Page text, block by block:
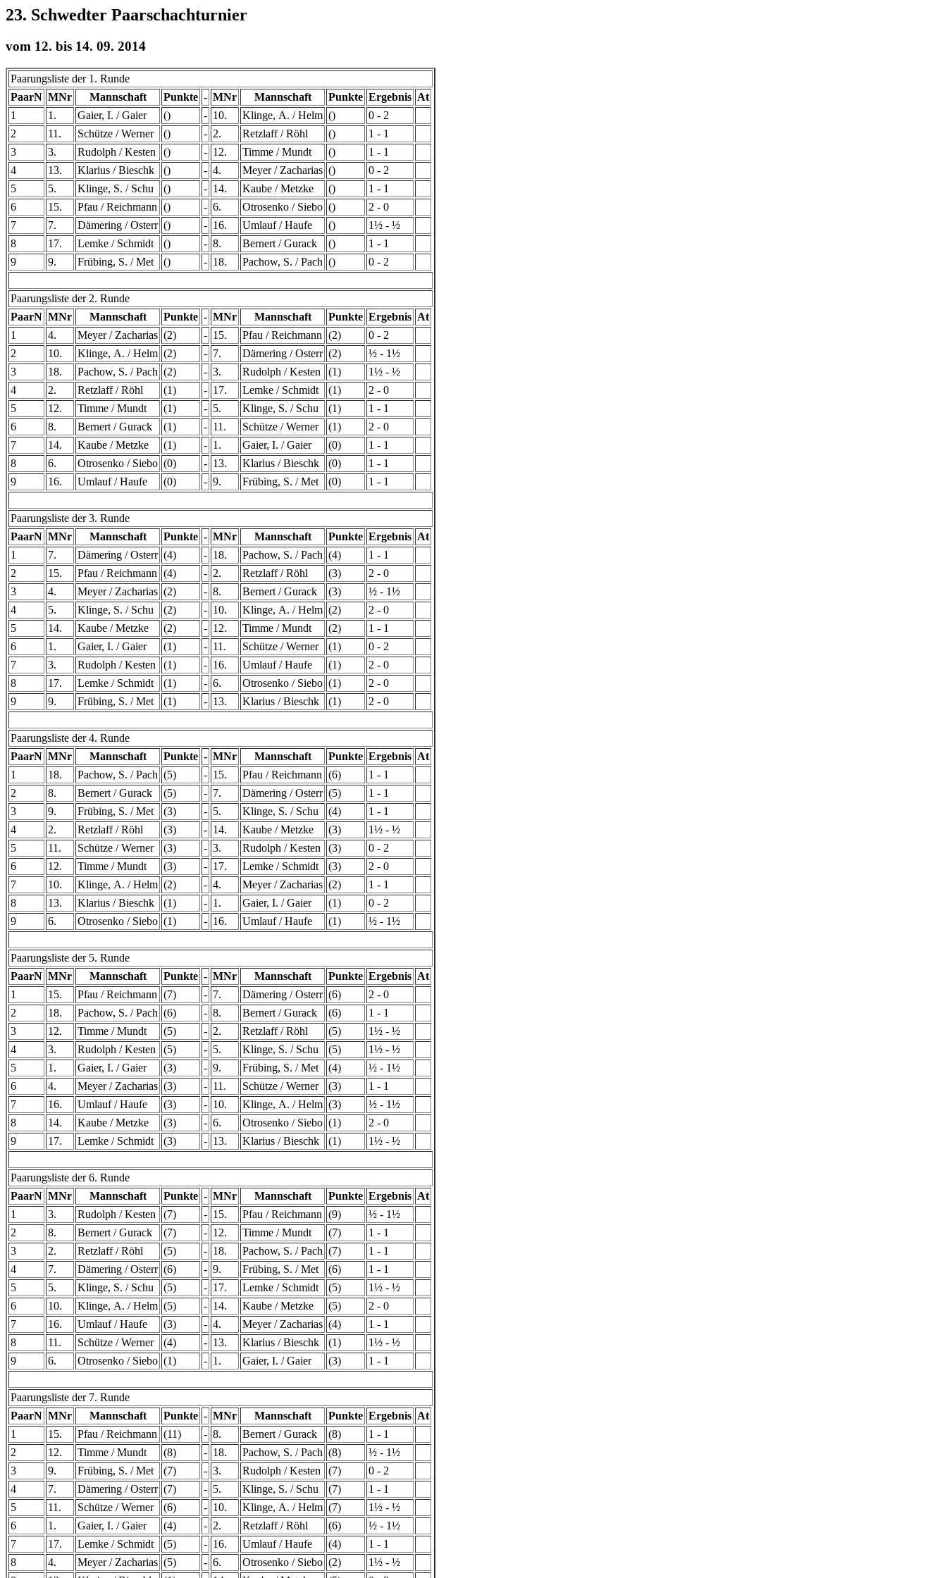
23. Schwedter Paarschachturnier
vom 12. bis 14. 09. 2014
Paarungsliste der 1. Runde
PaarN MNr Mannschaft Punkte - MNr Mannschaft Punkte Ergebnis At
1
1. Gaier, I. / Gaier () - 10. Klinge, A. / Helm ()
0 - 2
2
11. Schütze / Werner () - 2. Retzlaff / Röhl ()
1 - 1
3
3. Rudolph / Kesten () - 12. Timme / Mundt ()
1 - 1
4
13. Klarius / Bieschk () - 4. Meyer / Zacharias ()
0 - 2
5
5. Klinge, S. / Schu () - 14. Kaube / Metzke ()
1 - 1
6
15. Pfau / Reichmann () - 6. Otrosenko / Siebo ()
2 - 0
7
7. Dämering / Osterr () - 16. Umlauf / Haufe ()
1½ - ½
8
17. Lemke / Schmidt () - 8. Bernert / Gurack ()
1 - 1
9
9. Frübing, S. / Met () - 18. Pachow, S. / Pach () 0 - 2
Paarungsliste der 2. Runde
PaarN MNr Mannschaft Punkte - MNr Mannschaft Punkte Ergebnis At
1
4. Meyer / Zacharias (2) - 15. Pfau / Reichmann (2)
0 - 2
2
10. Klinge, A. / Helm (2) - 7. Dämering / Osterr (2)
½ - 1½
3
18. Pachow, S. / Pach (2) - 3. Rudolph / Kesten (1)
1½ - ½
4
2. Retzlaff / Röhl (1) - 17. Lemke / Schmidt (1)
2 - 0
5
12. Timme / Mundt (1) - 5. Klinge, S. / Schu (1)
1 - 1
6
8. Bernert / Gurack (1) - 11. Schütze / Werner (1)
2 - 0
7
14. Kaube / Metzke (1) - 1. Gaier, I. / Gaier (0)
1 - 1
8
6. Otrosenko / Siebo (0) - 13. Klarius / Bieschk (0)
1 - 1
9
16. Umlauf / Haufe (0) - 9. Frübing, S. / Met (0) 1 - 1
Paarungsliste der 3. Runde
PaarN MNr Mannschaft Punkte - MNr Mannschaft Punkte Ergebnis At
1
7. Dämering / Osterr (4) - 18. Pachow, S. / Pach (4)
1 - 1
2
15. Pfau / Reichmann (4) - 2. Retzlaff / Röhl (3)
2 - 0
3
4. Meyer / Zacharias (2) - 8. Bernert / Gurack (3)
½ - 1½
4
5. Klinge, S. / Schu (2) - 10. Klinge, A. / Helm (2)
2 - 0
5
14. Kaube / Metzke (2) - 12. Timme / Mundt (2)
1 - 1
6
1. Gaier, I. / Gaier (1) - 11. Schütze / Werner (1)
0 - 2
7
3. Rudolph / Kesten (1) - 16. Umlauf / Haufe (1)
2 - 0
8
17. Lemke / Schmidt (1) - 6. Otrosenko / Siebo (1)
2 - 0
9
9. Frübing, S. / Met (1) - 13. Klarius / Bieschk (1) 2 - 0
Paarungsliste der 4. Runde
PaarN MNr Mannschaft Punkte - MNr Mannschaft Punkte Ergebnis At
1
18. Pachow, S. / Pach (5) - 15. Pfau / Reichmann (6)
1 - 1
2
8. Bernert / Gurack (5) - 7. Dämering / Osterr (5)
1 - 1
3
9. Frübing, S. / Met (3) - 5. Klinge, S. / Schu (4)
1 - 1
4
2. Retzlaff / Röhl (3) - 14. Kaube / Metzke (3)
1½ - ½
5
11. Schütze / Werner (3) - 3. Rudolph / Kesten (3)
0 - 2
6
12. Timme / Mundt (3) - 17. Lemke / Schmidt (3)
2 - 0
7
10. Klinge, A. / Helm (2) - 4. Meyer / Zacharias (2)
1 - 1
8
13. Klarius / Bieschk (1) - 1. Gaier, I. / Gaier (1)
0 - 2
9
6. Otrosenko / Siebo (1) - 16. Umlauf / Haufe (1) ½ - 1½
Paarungsliste der 5. Runde
PaarN MNr Mannschaft Punkte - MNr Mannschaft Punkte Ergebnis At
1
15. Pfau / Reichmann (7) - 7. Dämering / Osterr (6)
2 - 0
2
18. Pachow, S. / Pach (6) - 8. Bernert / Gurack (6)
1 - 1
3
12. Timme / Mundt (5) - 2. Retzlaff / Röhl (5)
1½ - ½
4
3. Rudolph / Kesten (5) - 5. Klinge, S. / Schu (5)
1½ - ½
5
1. Gaier, I. / Gaier (3) - 9. Frübing, S. / Met (4)
½ - 1½
6
4. Meyer / Zacharias (3) - 11. Schütze / Werner (3)
1 - 1
7
16. Umlauf / Haufe (3) - 10. Klinge, A. / Helm (3)
½ - 1½
8
14. Kaube / Metzke (3) - 6. Otrosenko / Siebo (1)
2 - 0
9
17. Lemke / Schmidt (3) - 13. Klarius / Bieschk (1) 1½ - ½
Paarungsliste der 6. Runde
PaarN MNr Mannschaft Punkte - MNr Mannschaft Punkte Ergebnis At
1
3. Rudolph / Kesten (7) - 15. Pfau / Reichmann (9)
½ - 1½
2
8. Bernert / Gurack (7) - 12. Timme / Mundt (7)
1 - 1
3
2. Retzlaff / Röhl (5) - 18. Pachow, S. / Pach (7)
1 - 1
4
7. Dämering / Osterr (6) - 9. Frübing, S. / Met (6)
1 - 1
5
5. Klinge, S. / Schu (5) - 17. Lemke / Schmidt (5)
1½ - ½
6
10. Klinge, A. / Helm (5) - 14. Kaube / Metzke (5)
2 - 0
7
16. Umlauf / Haufe (3) - 4. Meyer / Zacharias (4)
1 - 1
8
11. Schütze / Werner (4) - 13. Klarius / Bieschk (1)
1½ - ½
9
6. Otrosenko / Siebo (1) - 1. Gaier, I. / Gaier (3) 1 - 1
Paarungsliste der 7. Runde
PaarN MNr Mannschaft Punkte - MNr Mannschaft Punkte Ergebnis At
1
15. Pfau / Reichmann (11) - 8. Bernert / Gurack (8)
1 - 1
2
12. Timme / Mundt (8) - 18. Pachow, S. / Pach (8)
½ - 1½
3
9. Frübing, S. / Met (7) - 3. Rudolph / Kesten (7)
0 - 2
4
7. Dämering / Osterr (7) - 5. Klinge, S. / Schu (7)
1 - 1
5
11. Schütze / Werner (6) - 10. Klinge, A. / Helm (7)
1½ - ½
6
1. Gaier, I. / Gaier (4) - 2. Retzlaff / Röhl (6)
½ - 1½
7
17. Lemke / Schmidt (5) - 16. Umlauf / Haufe (4)
1 - 1
8
4. Meyer / Zacharias (5) - 6. Otrosenko / Siebo (2)
1½ - ½